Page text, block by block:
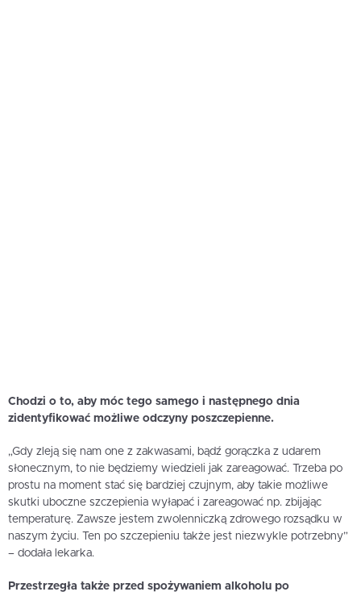
Chodzi o to, aby móc tego samego i następnego dnia
zidentyfikować możliwe odczyny poszczepienne.
„Gdy zleją się nam one z zakwasami, bądź gorączka z udarem
słonecznym, to nie będziemy wiedzieli jak zareagować. Trzeba po
prostu na moment stać się bardziej czujnym, aby takie możliwe
skutki uboczne szczepienia wyłapać i zareagować np. zbijając
temperaturę. Zawsze jestem zwolenniczką zdrowego rozsądku w
naszym życiu. Ten po szczepieniu także jest niezwykle potrzebny”
– dodała lekarka.
Przestrzegła także przed spożywaniem alkoholu po